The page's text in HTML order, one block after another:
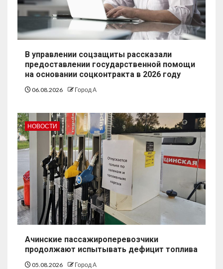
В управлении соцзащиты рассказали
предоставлении государственной помощи
на основании соцконтракта в 2026 году
06.08.2026 Город А
НОВОСТИ
Ачинские пассажироперевозчики
продолжают испытывать дефицит топлива
05.08.2026 Город А